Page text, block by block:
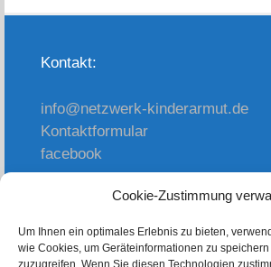
Cookie-Zustimmung
Um Ihnen ein optimales Erlebnis zu bieten,
wie Cookies, um Geräteinformationen zu
zuzugreifen. Wenn Sie diesen Technologien
Kontakt:
info@netzwerk-kinderarmut.de
Kontaktformular
facebook
0214/ 312 3 178